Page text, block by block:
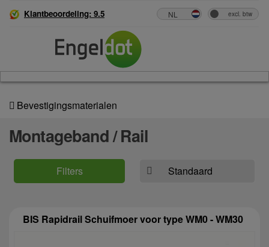
Klantbeoordeling: 9.5
Bevestigingsmaterialen
Montageband / Rail
Filters
BIS Rapidrail Schuifmoer voor type WM0 - WM30